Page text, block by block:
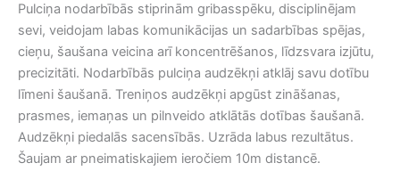
Pulciņa nodarbībās stiprinām gribasspēku, disciplinējam
sevi, veidojam labas komunikācijas un sadarbības spējas,
cieņu, šaušana veicina arī koncentrēšanos, līdzsvara izjūtu,
precizitāti. Nodarbībās pulciņa audzēkņi atklāj savu dotību
līmeni šaušanā. Treniņos audzēkņi apgūst zināšanas,
prasmes, iemaņas un pilnveido atklātās dotības šaušanā.
Audzēkņi piedalās sacensībās. Uzrāda labus rezultātus.
Šaujam ar pneimatiskajiem ieročiem 10m distancē.